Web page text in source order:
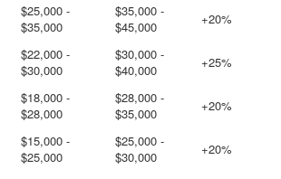
$25,000 -
$35,000
$35,000 -
$45,000
+20%
$22,000 -
$30,000
$30,000 -
$40,000
+25%
$18,000 -
$28,000
$28,000 -
$35,000
+20%
$15,000 -
$25,000
$25,000 -
$30,000
+20%